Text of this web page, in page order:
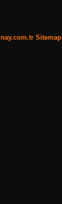
Sitemap